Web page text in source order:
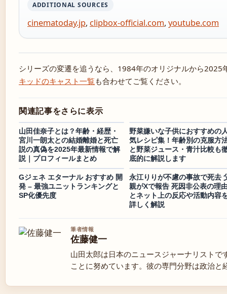
ADDITIONAL SOURCES
cinematoday.jp, clipbox-official.com, youtube.com
シリーズの変遷を追うなら、1984年のオリジナルから2025
キッドのキャスト一覧も合わせてご覧ください。
関連記事をさらに表示
山田佳奈子とは？年齢・経歴・
宮川一朗太との結婚離婚と死亡
説の真偽を2025年最新情報で解
説｜プロフィールまとめ
野菜嫌いな子供におすすめの
気レシピ集！年齢別の克服方
と野菜ジュース・青汁比較も
底的に解説します
Gジェネ エターナル おすすめ 開
発 – 最強ユニットランキングと
SP化優先度
永江りりが不慮の事故で死去
親がXで報告 死因非公表の理
とネット上の反応や活動内容
詳しく解説
筆者情報
佐藤健一
山田太郎は日本のニュースジャーナリスト
ことに努めています。彼の専門分野は政治と